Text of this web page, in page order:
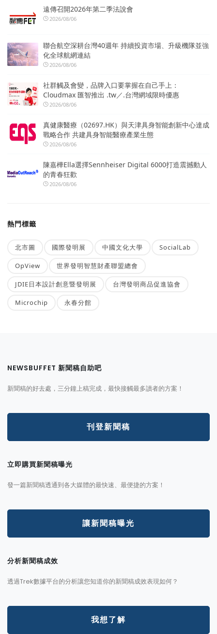
遠傳召開2026年第二季法說會
2026/08/06
聯合航空深耕台灣40週年 持續投資市場、升級機隊並強
化全球航網連結
2026/08/06
社群觸及會變，品牌入口要掌握在自己手上：
Cloudmax 匯智推出 .tw／.台灣網域限時優惠
2026/08/06
真健康醫療（02697.HK）與天津具身智能創新中心達成
戰略合作 共建具身智能醫療產業生態
2026/08/06
陳嘉樺Ella選擇Sennheiser Digital 6000打造震撼動人
的青春狂歡
2026/08/06
熱門標籤
北市圖 國際發明展 中國文化大學 SocialLab
OpView 世界發明智慧財產聯盟總會
JDIE日本設計創意暨發明展 台灣發明商品促進協會
Microchip 永春分館
NEWSBUFFET 新聞稿自助吧
新聞稿的好去處，三分鐘上稿完成，最快接觸最多讀者的方案！
刊登新聞稿
立即購買新聞稿曝光
發一篇新聞稿透通到各大媒體的最快速、最便捷的方案！
讓新聞稿曝光
分析新聞稿成效
透過Trek數據平台的分析讓您知道你的新聞稿成效表現如何？
我想了解